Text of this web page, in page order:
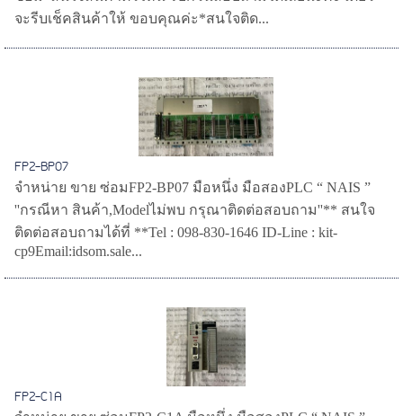
จะรีบเช็คสินค้าให้ ขอบคุณค่ะ*สนใจติด...
FP2-BP07
จำหน่าย ขาย ซ่อมFP2-BP07 มือหนึ่ง มือสองPLC “ NAIS ”
''กรณีหา สินค้า,Modelไม่พบ กรุณาติดต่อสอบถาม''** สนใจ
ติดต่อสอบถามได้ที่ **Tel : 098-830-1646 ID-Line : kit-
cp9Email:idsom.sale...
FP2-C1A